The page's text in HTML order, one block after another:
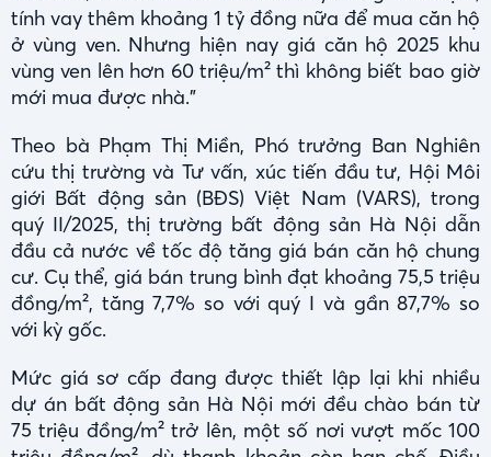
tính vay thêm khoảng 1 tỷ đồng nữa để mua căn hộ
ở vùng ven. Nhưng hiện nay giá căn hộ 2025 khu
vùng ven lên hơn 60 triệu/m² thì không biết bao giờ
mới mua được nhà.”
Theo bà Phạm Thị Miền, Phó trưởng Ban Nghiên
cứu thị trường và Tư vấn, xúc tiến đầu tư, Hội Môi
giới Bất động sản (BĐS) Việt Nam (VARS), trong
quý II/2025, thị trường bất động sản Hà Nội dẫn
đầu cả nước về tốc độ tăng giá bán căn hộ chung
cư. Cụ thể, giá bán trung bình đạt khoảng 75,5 triệu
đồng/m², tăng 7,7% so với quý I và gần 87,7% so
với kỳ gốc.
Mức giá sơ cấp đang được thiết lập lại khi nhiều
dự án bất động sản Hà Nội mới đều chào bán từ
75 triệu đồng/m² trở lên, một số nơi vượt mốc 100